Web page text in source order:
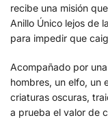
recibe una misión
Anillo Único lejos de
para impedir que
Acompañado por
hombres, un elfo, un
criaturas oscuras,
a prueba el valor de